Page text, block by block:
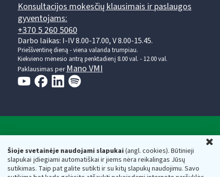
Šioje svetainėje naudojami slapukai(angl. cookies). Būtinieji
slapukai įdiegiami automatiškai ir jiems nėra reikalingas Jūsų
sutikimas. Taip pat galite sutikti ir su kitų slapukų naudojimu. Savo
Konsultacijos mokesčių klausimais ir paslaugos
gyventojams:
+370 5 260 5060
Darbo laikas: I-IV 8.00-17.00, V 8.00-15.45.
Prieššventinę dieną - viena valanda trumpiau.
Kiekvieno mėnesio antrą penktadienį 8.00 val. - 12.00 val.
Paklausimas perMano VMI
Valstybinė mokesčių inspekcija prie Lietuvos
Respublikos finansų ministerijos
Biudžetinė įstaiga. Juridinio asmens kodas — 188659752,
adresas: Vasario 16-osios g. 14, 01107 Vilnius, Lietuva, el.paštas: